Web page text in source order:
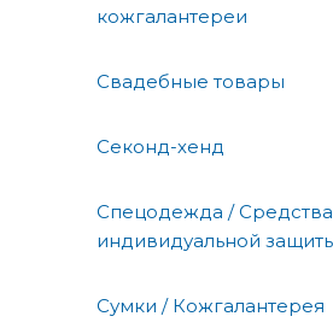
кожгалантереи
Свадебные товары
Секонд-хенд
Спецодежда / Средства
индивидуальной
Сумки / Кожгалантерея